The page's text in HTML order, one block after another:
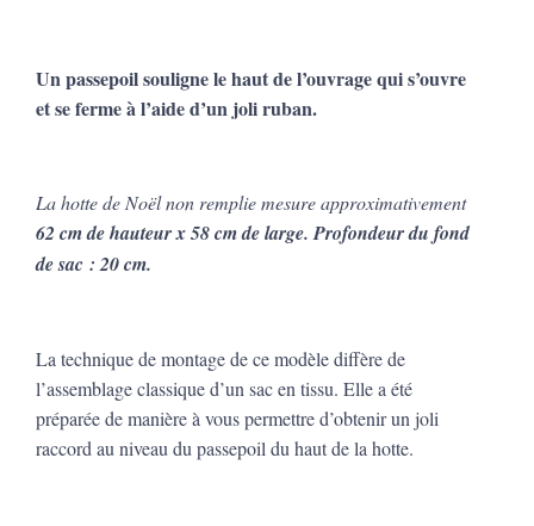
Un passepoil souligne le haut de l’ouvrage qui s’ouvre
et se ferme à l’aide d’un joli ruban.
La hotte de Noël non remplie mesure approximativement
62 cm de hauteur x 58 cm de large. Profondeur du fond
de sac : 20 cm.
La technique de montage de ce modèle diffère de
l’assemblage classique d’un sac en tissu. Elle a été
préparée de manière à vous permettre d’obtenir un joli
raccord au niveau du passepoil du haut de la hotte.